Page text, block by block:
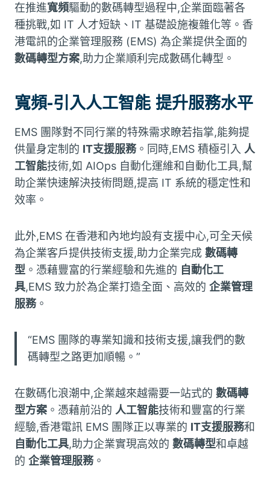
在推進寬頻驅動的數碼轉型過程中,企業面臨著各
種挑戰,如 IT 人才短缺、IT 基礎設施複雜化等。香
港電訊的企業管理服務 (EMS) 為企業提供全面的
數碼轉型方案,助力企業順利完成數碼化轉型。
寬頻-引入人工智能 提升服務水平
EMS 團隊對不同行業的特殊需求瞭若指掌,能夠提
供量身定制的 IT支援服務。同時,EMS 積極引入 人
工智能技術,如 AIOps 自動化運維和自動化工具,幫
助企業快速解決技術問題,提高 IT 系統的穩定性和
效率。
此外,EMS 在香港和內地均設有支援中心,可全天候
為企業客戶提供技術支援,助力企業完成 數碼轉
型 。憑藉豐富的行業經驗和先進的 自動化工
具,EMS 致力於為企業打造全面、高效的 企業管理
服務。
“EMS 團隊的專業知識和技術支援,讓我們的數
碼轉型之路更加順暢。”
在數碼化浪潮中,企業越來越需要一站式的 數碼轉
型方案 。憑藉前沿的 人工智能技術和豐富的行業
經驗,香港電訊 EMS 團隊正以專業的 IT支援服務和
自動化工具,助力企業實現高效的 數碼轉型和卓越
的 企業管理服務。